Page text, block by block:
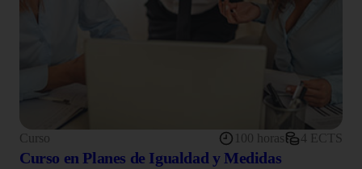
Curso 100 horas 4 ECTS
Curso en Planes de Igualdad y Medidas